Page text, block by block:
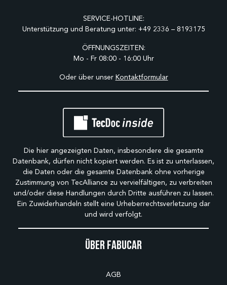
Über Fabucar
AGB
SERVICE-HOTLINE:
Unterstützung und Beratung unter: +49 2336 – 8193175
ÖFFNUNGSZEITEN:
Mo - Fr 08:00 - 16:00 Uhr
Oder über unser Kontaktformular
Die hier angezeigten Daten, insbesondere die gesamte
Datenbank, dürfen nicht kopiert werden. Es ist zu unterlassen,
die Daten oder die gesamte Datenbank ohne vorherige
Zustimmung von TecAlliance zu vervielfältigen, zu verbreiten
und/oder diese Handlungen durch Dritte ausführen zu lassen.
Ein Zuwiderhandeln stellt eine Urheberrechtsverletzung dar
und wird verfolgt.